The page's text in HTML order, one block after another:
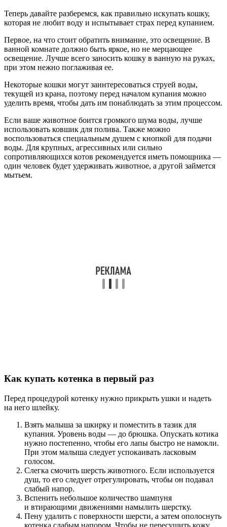
Теперь давайте разберемся, как правильно искупать кошку,
которая не любит воду и испытывает страх перед купанием.
Первое, на что стоит обратить внимание, это освещение. В
ванной комнате должно быть яркое, но не мерцающее
освещение. Лучше всего заносить кошку в ванную на руках,
при этом нежно поглаживая ее.
Некоторые кошки могут заинтересоваться струей воды,
текущей из крана, поэтому перед началом купания можно
уделить время, чтобы дать им понаблюдать за этим процессом.
Если ваше животное боится громкого шума воды, лучше
использовать ковшик для полива. Также можно
воспользоваться специальным душем с кнопкой для подачи
воды. Для крупных, агрессивных или сильно
сопротивляющихся котов рекомендуется иметь помощника —
один человек будет удерживать животное, а другой займется
мытьем.
Как купать котенка в первый раз
Перед процедурой котенку нужно прикрыть ушки и надеть
на него шлейку.
Взять малыша за шкирку и поместить в тазик для
купания. Уровень воды — до брюшка. Опускать котика
нужно постепенно, чтобы его лапы быстро не намокли.
При этом малыша следует успокаивать ласковым
голосом.
Слегка смочить шерсть животного. Если используется
душ, то его следует отрегулировать, чтобы он подавал
слабый напор.
Вспенить небольшое количество шампуня
и втирающими движениями намылить шерстку.
Пену удалить с поверхности шерсти, а затем ополоснуть
котенка слабым напором. Чтобы не пересушить кожу